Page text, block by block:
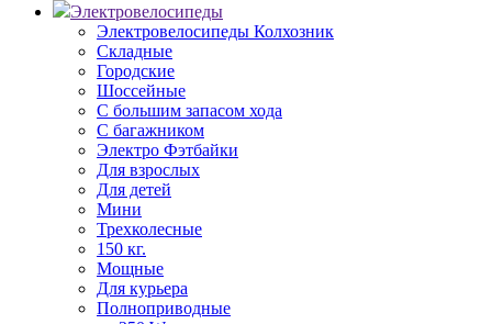
Электровелосипеды
Электровелосипеды Колхозник
Складные
Городские
Шоссейные
С большим запасом хода
С багажником
Электро Фэтбайки
Для взрослых
Для детей
Мини
Трехколесные
150 кг.
Мощные
Для курьера
Полноприводные